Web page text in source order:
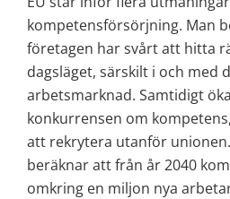
kompetensförsörjning. Man
företagen har svårt att hitta
dagsläget, särskilt i och med
arbetsmarknad. Samtidigt
konkurrensen om
att rekrytera utanför
beräknar att från år 2040
omkring en miljon nya